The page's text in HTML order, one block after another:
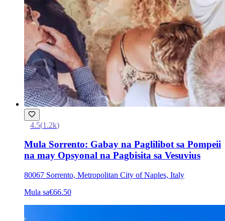
4.5(1.2k)
Mula Sorrento: Gabay na Paglilibot sa Pompeii
na may Opsyonal na Pagbisita sa Vesuvius
80067 Sorrento, Metropolitan City of Naples, Italy
Mula sa€66.50